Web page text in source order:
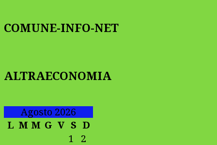
COMUNE-INFO-NET
ALTRAECONOMIA
Agosto 2026
L M M G V S D
1
2